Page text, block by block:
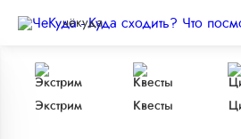
чёкуда
Экстрим Квесты